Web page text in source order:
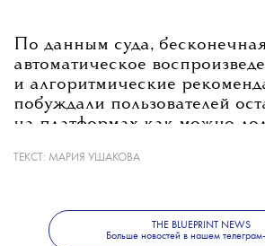
По данным суда,
автоматическое
и алгоритмические
побуждали пользователей
на платформах как можно
тревожности, депрессии и
ТЕКСТ: МАРИЯ УШАКОВА
THE BLUEPRINT NEWS
Больше новостей в нашем